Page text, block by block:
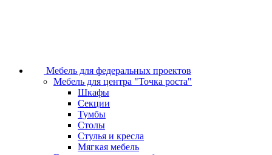
Мебель для федеральных проектов
Мебель для центра "Точка роста"
Шкафы
Секции
Тумбы
Столы
Стулья и кресла
Мягкая мебель